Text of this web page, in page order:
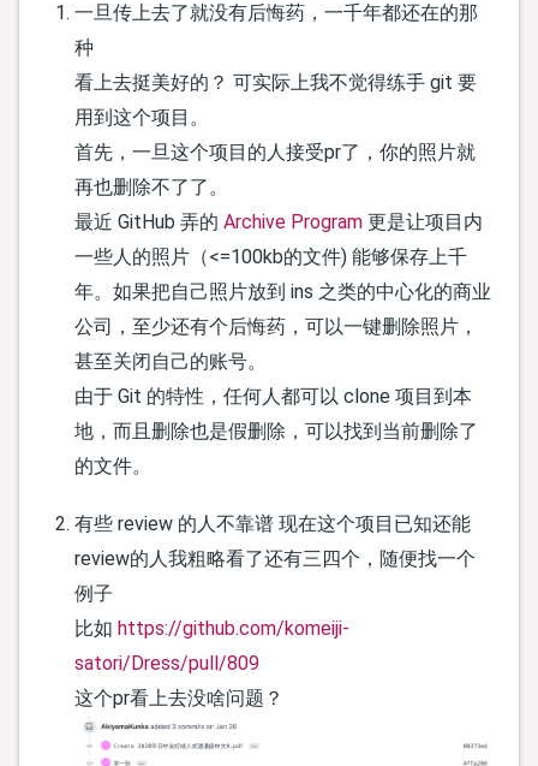
一旦传上去了就没有后悔药，一千年都还在的那
种
看上去挺美好的？ 可实际上我不觉得练手 git 要
用到这个项目。
首先，一旦这个项目的人接受pr了，你的照片就
再也删除不了了。
最近 GitHub 弄的 Archive Program 更是让项目内
一些人的照片（<=100kb的文件) 能够保存上千
年。如果把自己照片放到 ins 之类的中心化的商业
公司，至少还有个后悔药，可以一键删除照片，
甚至关闭自己的账号。
由于 Git 的特性，任何人都可以 clone 项目到本
地，而且删除也是假删除，可以找到当前删除了
的文件。
有些 review 的人不靠谱 现在这个项目已知还能
review的人我粗略看了还有三四个，随便找一个
例子
比如 https://github.com/komeiji-
satori/Dress/pull/809
这个pr看上去没啥问题？